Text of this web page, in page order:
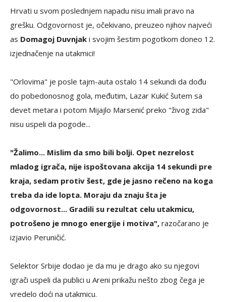
Hrvati u svom poslednjem napadu nisu imali pravo na
grešku. Odgovornost je, očekivano, preuzeo njihov najveći
as Domagoj Duvnjak i svojim šestim pogotkom doneo 12.
izjednačenje na utakmici!
"Orlovima" je posle tajm-auta ostalo 14 sekundi da dođu
do pobedonosnog gola, međutim, Lazar Kukić šutem sa
devet metara i potom Mijajlo Marsenić preko "živog zida"
nisu uspeli da pogode...
"Žalimo... Mislim da smo bili bolji. Opet nezrelost
mladog igrača, nije ispoštovana akcija 14 sekundi pre
kraja, sedam protiv šest, gde je jasno rečeno na koga
treba da ide lopta. Moraju da znaju šta je
odgovornost... Gradili su rezultat celu utakmicu,
potrošeno je mnogo energije i motiva", razočarano je
izjavio Peruničić.
Selektor Srbije dodao je da mu je drago ako su njegovi
igrači uspeli da publici u Areni prikažu nešto zbog čega je
vredelo doći na utakmicu.